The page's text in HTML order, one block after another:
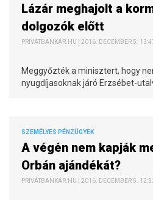
Lázár meghajolt a
dolgozók előtt
PRIVÁTBANKÁR.HU | 2016. DECEMBER 5.
Meggyőzték a minisztert, hogy
nyugdíjasoknak járó Erzsébet-
SZEMÉLYES PÉNZÜGYEK
A végén nem kapják
Orbán ajándékát?
PRIVÁTBANKÁR.HU | 2016. DECEMBER 5.